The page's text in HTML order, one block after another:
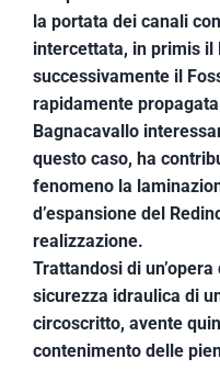
la portata dei canali
intercettata, in primis il
successivamente il
rapidamente
Bagnacavallo
questo caso, ha
fenomeno la
d’espansione del
realizzazione.
Trattandosi di
sicurezza idraulica di
circoscritto, avente
contenimento delle